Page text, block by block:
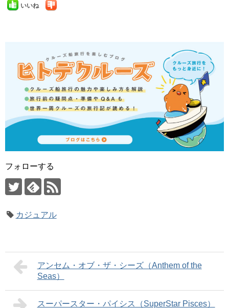
いいね
フォローする
カジュアル
アンセム・オブ・ザ・シーズ（Anthem of the
Seas）
スーパースター・パイシス（SuperStar Pisces）